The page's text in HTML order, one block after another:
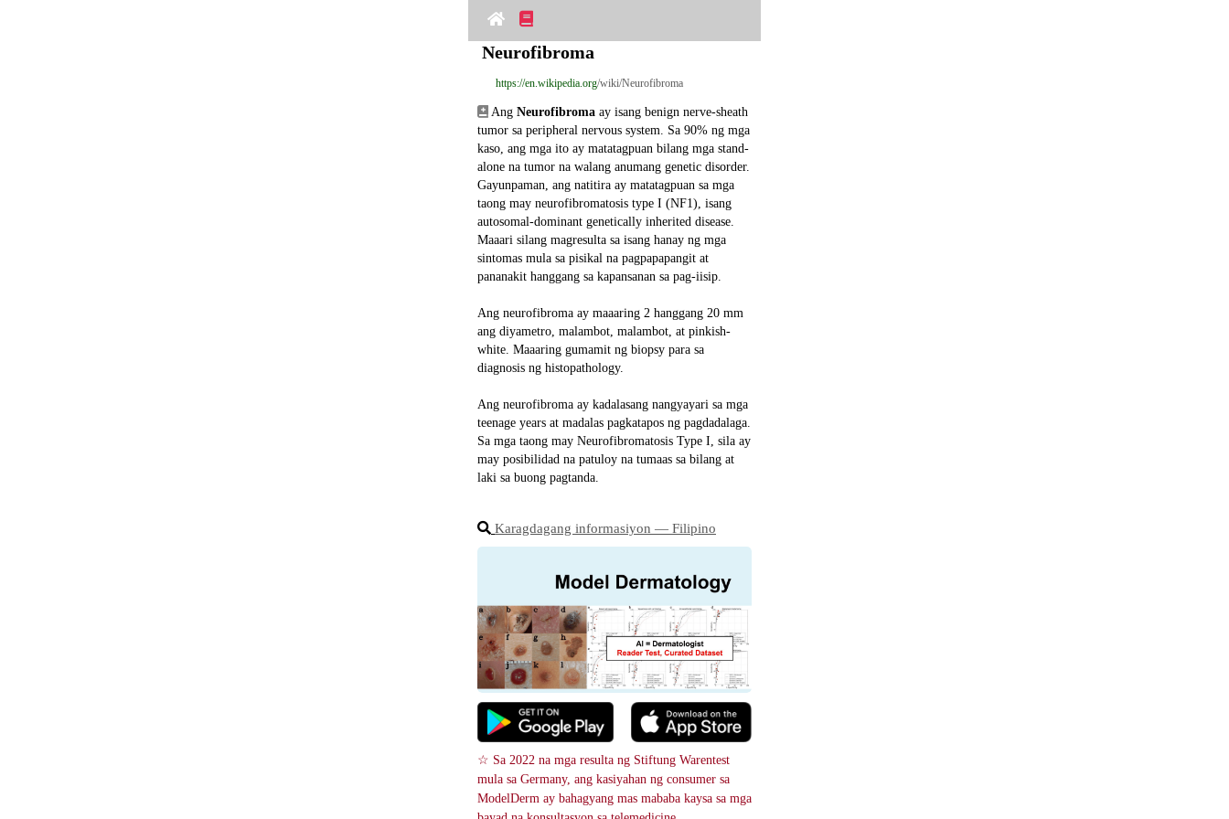
Neurofibroma
https://en.wikipedia.org/wiki/Neurofibroma
Ang Neurofibroma ay isang benign nerve-sheath
tumor sa peripheral nervous system. Sa 90% ng mga
kaso, ang mga ito ay matatagpuan bilang mga stand-
alone na tumor na walang anumang genetic disorder.
Gayunpaman, ang natitira ay matatagpuan sa mga
taong may neurofibromatosis type I (NF1), isang
autosomal-dominant genetically inherited disease.
Maaari silang magresulta sa isang hanay ng mga
sintomas mula sa pisikal na pagpapapangit at
pananakit hanggang sa kapansanan sa pag-iisip.
Ang neurofibroma ay maaaring 2 hanggang 20 mm
ang diyametro, malambot, malambot, at pinkish-
white. Maaaring gumamit ng biopsy para sa
diagnosis ng histopathology.
Ang neurofibroma ay kadalasang nangyayari sa mga
teenage years at madalas pagkatapos ng pagdadalaga.
Sa mga taong may Neurofibromatosis Type I, sila ay
may posibilidad na patuloy na tumaas sa bilang at
laki sa buong pagtanda.
Karagdagang informasiyon ― Filipino
☆ Sa 2022 na mga resulta ng Stiftung Warentest
mula sa Germany, ang kasiyahan ng consumer sa
ModelDerm ay bahagyang mas mababa kaysa sa mga